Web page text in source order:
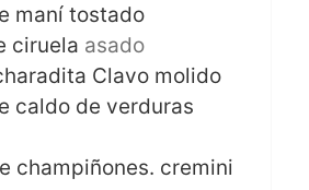
maní tostado
ciruela asado
Clavo molido
caldo de verduras
champiñones. cremini